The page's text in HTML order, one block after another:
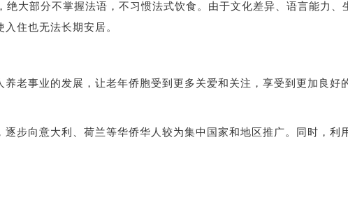
部分不掌握法语，不习惯法式饮食。由于文化差异、语言能力、
住也无法长期安居。
事业的发展，让老年侨胞受到更多关爱和关注，享受到更加良好
向意大利、荷兰等华侨华人较为集中国家和地区推广。同时，利